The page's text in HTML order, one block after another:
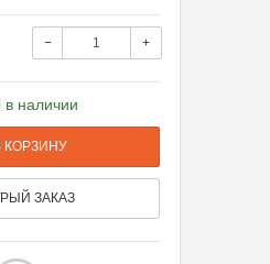
− +
в наличии
КОРЗИНУ
ЗАКАЗ